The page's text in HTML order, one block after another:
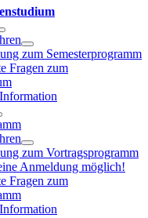
zum Semesterprogramm
Fragen zum
zum Vortragsprogramm
Anmeldung möglich!
Fragen zum